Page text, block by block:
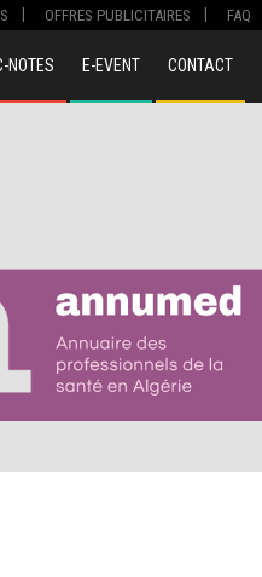
OFFRES PUBLICITAIRES FAQ
NOTES E-EVENT CONTACT